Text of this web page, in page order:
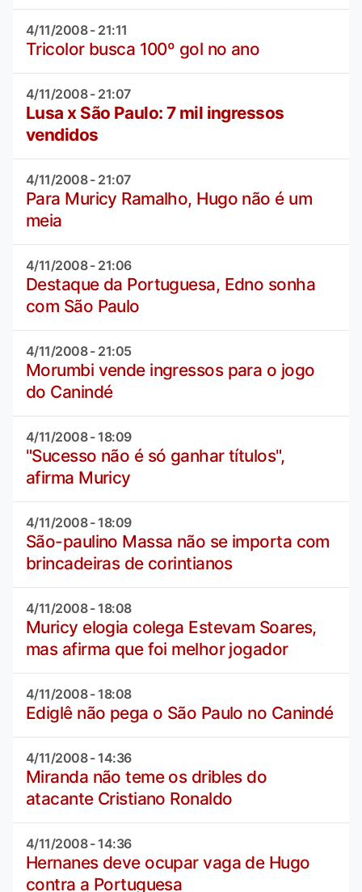
4/11/2008 - 21:11
Tricolor busca 100º gol no ano
4/11/2008 - 21:07
Lusa x São Paulo: 7 mil ingressos
vendidos
4/11/2008 - 21:07
Para Muricy Ramalho, Hugo não é um
meia
4/11/2008 - 21:06
Destaque da Portuguesa, Edno sonha
com São Paulo
4/11/2008 - 21:05
Morumbi vende ingressos para o jogo
do Canindé
4/11/2008 - 18:09
"Sucesso não é só ganhar títulos",
afirma Muricy
4/11/2008 - 18:09
São-paulino Massa não se importa com
brincadeiras de corintianos
4/11/2008 - 18:08
Muricy elogia colega Estevam Soares,
mas afirma que foi melhor jogador
4/11/2008 - 18:08
Ediglê não pega o São Paulo no Canindé
4/11/2008 - 14:36
Miranda não teme os dribles do
atacante Cristiano Ronaldo
4/11/2008 - 14:36
Hernanes deve ocupar vaga de Hugo
contra a Portuguesa